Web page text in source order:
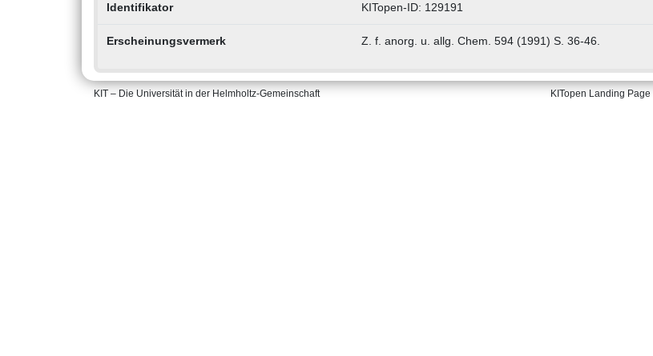
Identifikator KITopen-ID: 129191
Erscheinungsvermerk Z. f. anorg. u. allg. Chem. 594 (1991) S. 36-46.
KIT – Die Universität in der Helmholtz-Gemeinschaft KITopen Landing Page